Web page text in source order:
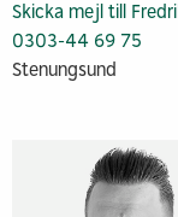
Skicka mejl till
0303-44 69 75
Stenungsund